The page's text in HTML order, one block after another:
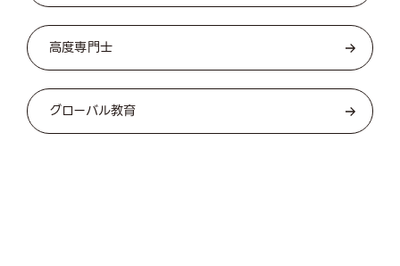
高度専門士
グローバル教育